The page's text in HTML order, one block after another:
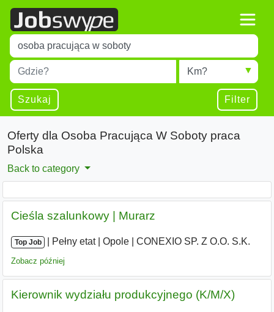
Title
Type 1 or more characters for results.
Miejscowość
Type 1 or more characters for results.
Radius
Szukaj Filter
Oferty dla Osoba Pracująca W Soboty praca
Polska
Back to category
Cieśla szalunkowy | Murarz
Top Job Pełny etat| Opole CONEXIO SP. Z O.O. S.K.
Zobacz później
Kierownik wydziału produkcyjnego (K/M/X)